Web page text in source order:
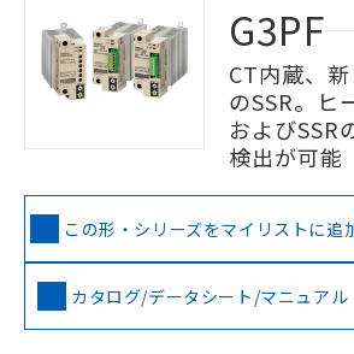
G3PF
CT内蔵、
のSSR。ヒ
およびSSR
検出が可能
この形・シリーズをマイリストに追
カタログ/データシート/マニュアル